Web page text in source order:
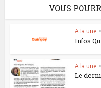
VOUS
A la une •
Infos
A la une •
Le